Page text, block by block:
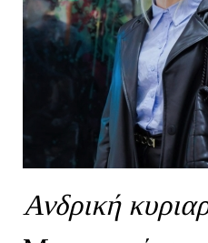
Ανδρική